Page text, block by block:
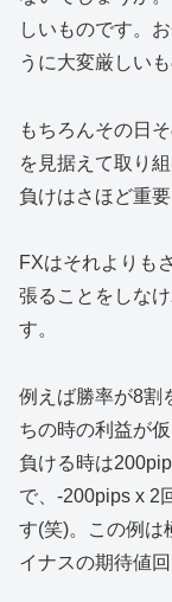
しいものです。
うに大変厳しい
もちろんその日
を見据えて取り
負けはさほど重
FXはそれよりも
張ることをしな
す。
例えば勝率が8割
ちの時の利益が
負ける時は
で、-200pips x 2
す(笑)。この例は
イナスの期待値回